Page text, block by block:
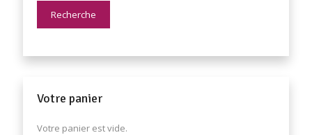
Recherche
Votre panier
Votre panier est vide.